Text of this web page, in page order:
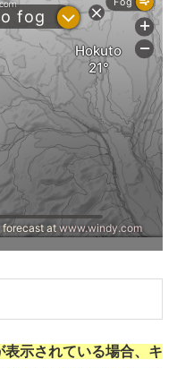
表示されている場合、キ